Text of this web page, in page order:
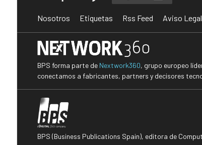
Nosotros Etiquetas Rss Feed Aviso Legal
BPS forma parte de Nextwork360, grupo europeo
conectamos a fabricantes, partners y decisores
BPS (Business Publications Spain), editora de